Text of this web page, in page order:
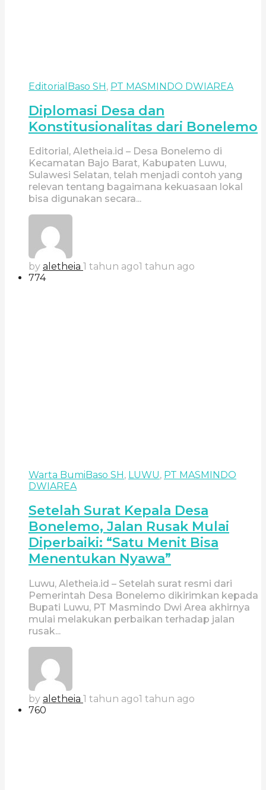
Editorial Baso SH, PT MASMINDO DWIAREA
Diplomasi Desa dan
Konstitusionalitas dari Bonelemo
Editorial, Aletheia.id – Desa Bonelemo di
Kecamatan Bajo Barat, Kabupaten Luwu,
Sulawesi Selatan, telah menjadi contoh yang
relevan tentang bagaimana kekuasaan lokal
bisa digunakan secara...
by aletheia 1 tahun ago1 tahun ago
774
Warta BumiBaso SH, LUWU, PT MASMINDO
DWIAREA
Setelah Surat Kepala Desa
Bonelemo, Jalan Rusak Mulai
Diperbaiki: “Satu Menit Bisa
Menentukan Nyawa”
Luwu, Aletheia.id – Setelah surat resmi dari
Pemerintah Desa Bonelemo dikirimkan kepada
Bupati Luwu, PT Masmindo Dwi Area akhirnya
mulai melakukan perbaikan terhadap jalan
rusak...
by aletheia 1 tahun ago1 tahun ago
760